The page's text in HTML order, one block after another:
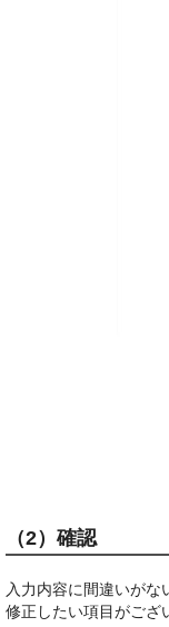
（2）確認
入力内容に間違いがな
修正したい項目がござ